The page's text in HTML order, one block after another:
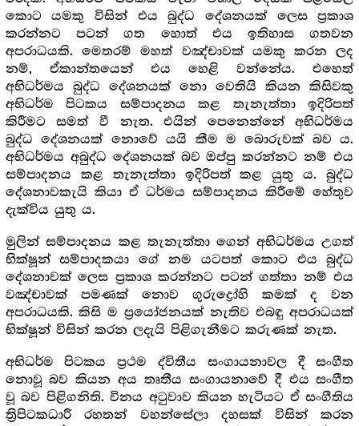
කොට යමකු විසින් එය බුද්ධ ‍දේශනයක් ලෙස ප්‍ර‍කාශ
කරන්නට පටන් ගත හොත් එය ඉතිහාස ගතවන
අපරාධයකි. මෙතරම් මහත් වඤ්චාවක් යමකු කරන ලද
නම්, ඒකාන්තයෙන් එය හෙළි වන්නේය. එහෙත්
අභිධර්මය බුද්ධ දේශනයක් නො වෙතියි කියන කිසිවකු
අභිධර්ම පිටකය සම්පාදනය කළ තැනැත්තා ඉදිරිපත්
කිරීමට සමත් වී නැත. එයින් පෙනෙන්නේ අභිධර්මය
බුද්ධ දේශනයක් නොවේ යයි කීම ම බොරුවක් බව ය.
අභිධර්මය අබුද්ධ දේශනයක් බව ඔප්පු කරන්නට නම් එය
සම්පාදනය කළ තැනැත්තා ඉදිරිපත් කළ යුතු ය. බුද්ධ
දේශනාවකැයි කියා ඒ ධර්මය සම්පාදනය කිරීමේ හේතුව
දැක්විය යුතු ය.
මුලින් සම්පාදනය කළ තැනැත්තා ගෙන් අභිධර්මය උගත්
භික්ෂූන් සම්පාදකයා ගේ නම යටපත් කොට එය බුද්ධ
දේශනාවක් ලෙස ප්‍ර‍කාශ කරන්නට පටන් ගත්තා නම් එය
වඤ්චාවක් පමණක් නොව ගුරුද්‍රෝහි කමක් ද වන
අපරාධයකි. කිසි ම ප්‍රයෝජනයක් නැතිව එබඳු අපරාධයක්
භික්ෂූන් විසින් කරන ලදැයි පිළිගැනීමට කරුණක් නැත.
අභිධර්ම පිටකය ප්‍ර‍ථම ද්විතීය සංගායනාවල දී සංගීත
නොවූ බව කියන අය තෘතීය සංගායනාවේ දී එය සංගීත
වූ බව පිළිගනිති. විනය අටුවාව කියන හැටියට ඒ සංගීතිය
ත්‍රිපිටකධාරී රහතන් වහන්සේලා දහසක් විසින් කරන